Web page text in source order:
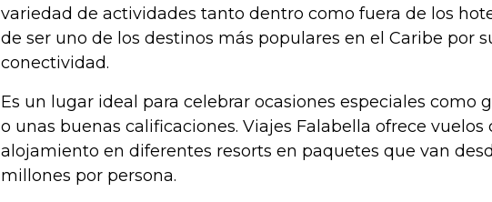
variedad de actividades tanto dentro como fuera de los
de ser uno de los destinos más populares en el Caribe por
conectividad.
Es un lugar ideal para celebrar ocasiones especiales como
o unas buenas calificaciones. Viajes Falabella ofrece vuelos
alojamiento en diferentes resorts en paquetes que van
millones por persona.